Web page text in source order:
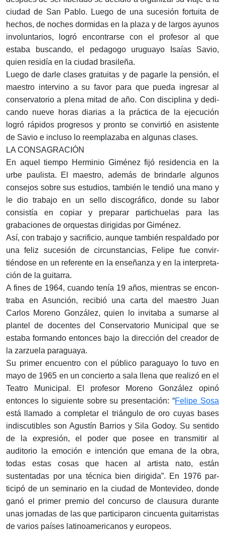
ciudad de San Pablo. Luego de una suce­sión fortuita de
hechos, de noches dormidas en la plaza y de largos ayunos
involun­tarios, logró encontrarse con el profesor al que
estaba bus­cando, el pedagogo uruguayo Isaías Savio,
quien residía en la ciudad brasileña.
Luego de darle clases gratui­tas y de pagarle la pensión, el
maestro intervino a su favor para que pueda ingresar al
conservatorio a plena mitad de año. Con disciplina y dedi­
cando nueve horas diarias a la práctica de la ejecución
logró rápidos progresos y pronto se convirtió en asistente
de Savio e incluso lo reempla­zaba en algunas clases.
LA CONSAGRACIÓN
En aquel tiempo Herminio Giménez fijó residencia en la
urbe paulista. El maestro, ade­más de brindarle algunos
con­sejos sobre sus estudios, tam­bién le tendió una mano y
le dio trabajo en un sello discográfico, donde su labor
consistía en copiar y preparar partichuelas para las
grabaciones de orques­tas dirigidas por Giménez.
Así, con trabajo y sacrificio, aunque también respaldado por
una feliz sucesión de cir­cunstancias, Felipe fue convir­
tiéndose en un referente en la enseñanza y en la interpreta­
ción de la guitarra.
A fines de 1964, cuando tenía 19 años, mientras se encon­
traba en Asunción, recibió una carta del maestro Juan
Carlos Moreno González, quien lo invitaba a sumarse al
plantel de docentes del Con­servatorio Municipal que se
estaba formando entonces bajo la dirección del creador de
la zarzuela paraguaya.
Su primer encuentro con el público paraguayo lo tuvo en
mayo de 1965 en un concierto a sala llena que realizó en el
Teatro Municipal. El profesor Moreno González opinó
enton­ces lo siguiente sobre su pre­sentación: “Felipe Sosa
está lla­mado a completar el triángulo de oro cuyas bases
indiscuti­bles son Agustín Barrios y Sila Godoy. Su sentido
de la expre­sión, el poder que posee en transmitir al
auditorio la emo­ción e intención que emana de la obra,
todas estas cosas que hacen al artista nato, están
sustentadas por una técnica bien dirigida”. En 1976 par­
ticipó de un seminario en la ciudad de Montevideo, donde
ganó el primer premio del con­curso de clausura durante
unas jornadas de las que participa­ron cincuenta guitarristas
de varios países latinoamericanos y europeos.